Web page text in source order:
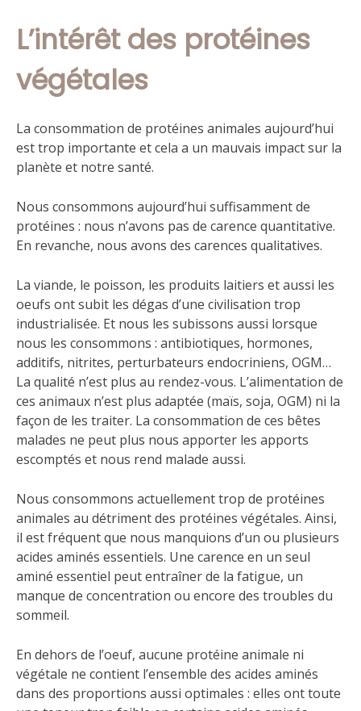
L’intérêt des protéines
végétales
La consommation de protéines animales aujourd’hui
est trop importante et cela a un mauvais impact sur la
planète et notre santé.
Nous consommons aujourd’hui suffisamment de
protéines : nous n’avons pas de carence quantitative.
En revanche, nous avons des carences qualitatives.
La viande, le poisson, les produits laitiers et aussi les
oeufs ont subit les dégas d’une civilisation trop
industrialisée. Et nous les subissons aussi lorsque
nous les consommons : antibiotiques, hormones,
additifs, nitrites, perturbateurs endocriniens, OGM…
La qualité n’est plus au rendez-vous. L’alimentation de
ces animaux n’est plus adaptée (maïs, soja, OGM) ni la
façon de les traiter. La consommation de ces bêtes
malades ne peut plus nous apporter les apports
escomptés et nous rend malade aussi.
Nous consommons actuellement trop de protéines
animales au détriment des protéines végétales. Ainsi,
il est fréquent que nous manquions d’un ou plusieurs
acides aminés essentiels. Une carence en un seul
aminé essentiel peut entraîner de la fatigue, un
manque de concentration ou encore des troubles du
sommeil.
En dehors de l’oeuf, aucune protéine animale ni
végétale ne contient l’ensemble des acides aminés
dans des proportions aussi optimales : elles ont toute